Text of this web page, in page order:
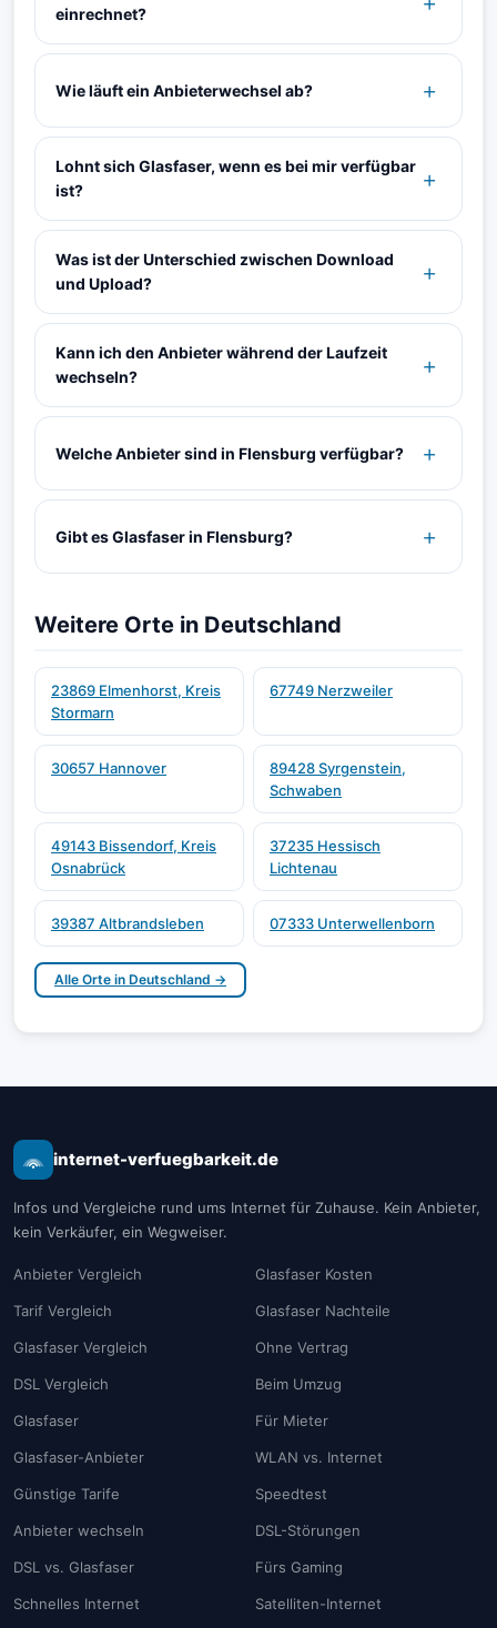
einrechnet?
Wie läuft ein Anbieterwechsel ab?
Lohnt sich Glasfaser, wenn es bei mir verfügbar
ist?
Was ist der Unterschied zwischen Download
und Upload?
Kann ich den Anbieter während der Laufzeit
wechseln?
Welche Anbieter sind in Flensburg verfügbar?
Gibt es Glasfaser in Flensburg?
Weitere Orte in Deutschland
23869 Elmenhorst, Kreis
Stormarn
67749 Nerzweiler
30657 Hannover
89428 Syrgenstein,
Schwaben
49143 Bissendorf, Kreis
Osnabrück
37235 Hessisch
Lichtenau
39387 Altbrandsleben 07333 Unterwellenborn
Alle Orte in Deutschland →
internet-verfuegbarkeit.de
Infos und Vergleiche rund ums Internet für Zuhause. Kein Anbieter,
kein Verkäufer, ein Wegweiser.
Anbieter Vergleich
Tarif Vergleich
Glasfaser Vergleich
DSL Vergleich
Glasfaser
Glasfaser-Anbieter
Günstige Tarife
Anbieter wechseln
DSL vs. Glasfaser
Schnelles Internet
Glasfaser Kosten
Glasfaser Nachteile
Ohne Vertrag
Beim Umzug
Für Mieter
WLAN vs. Internet
Speedtest
DSL-Störungen
Fürs Gaming
Satelliten-Internet